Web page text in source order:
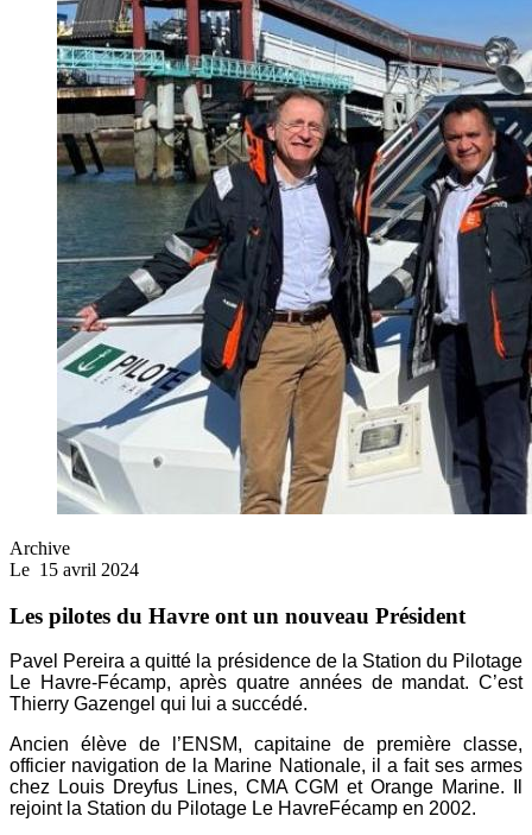
Archive
Le 15 avril 2024
Les pilotes du Havre ont un nouveau Président
Pavel Pereira a quitté la présidence de la Station du Pilotage
Le Havre-Fécamp, après quatre années de mandat. C’est
Thierry Gazengel qui lui a succédé.
Ancien élève de l’ENSM, capitaine de première classe,
officier navigation de la Marine Nationale, il a fait ses armes
chez Louis Dreyfus Lines, CMA CGM et Orange Marine. Il
rejoint la Station du Pilotage Le HavreFécamp en 2002.